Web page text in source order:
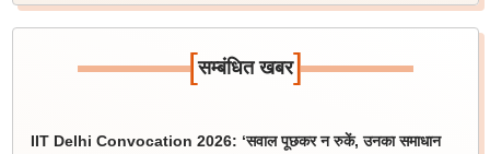
[सम्बंधित खबर]
IIT Delhi Convocation 2026: ‘सवाल पूछकर न रुकें, उनका समाधान